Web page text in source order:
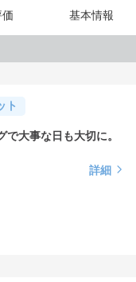
価 基本情報
ト
で大事な日も大切に。
詳細